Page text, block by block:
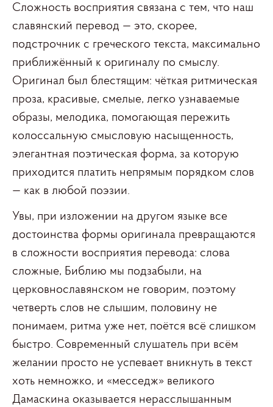
Сложность восприятия связана с тем, что наш
славянский перевод — это, скорее,
подстрочник с греческого текста, максимально
приближённый к оригиналу по смыслу.
Оригинал был блестящим: чёткая ритмическая
проза, красивые, смелые, легко узнаваемые
образы, мелодика, помогающая пережить
колоссальную смысловую насыщенность,
элегантная поэтическая форма, за которую
приходится платить непрямым порядком слов
— как в любой поэзии.
Увы, при изложении на другом языке все
достоинства формы оригинала превращаются
в сложности восприятия перевода: слова
сложные, Библию мы подзабыли, на
церковнославянском не говорим, поэтому
четверть слов не слышим, половину не
понимаем, ритма уже нет, поётся всё слишком
быстро. Современный слушатель при всём
желании просто не успевает вникнуть в текст
хоть немножко, и «месседж» великого
Дамаскина оказывается нерасслышанным